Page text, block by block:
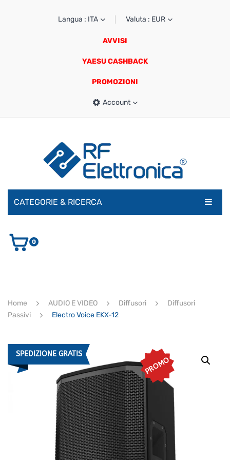
Langua : ITA Valuta : EUR
AVVISI
YAESU CASHBACK
PROMOZIONI
Account
CATEGORIE & RICERCA
AUDIO E VIDEO
ULTIMI ARRIVI
0
Home AUDIO E VIDEO Diffusori
Diffusori
Passivi
Electro Voice EKX-12
SPEDIZIONE GRATIS
PROMO